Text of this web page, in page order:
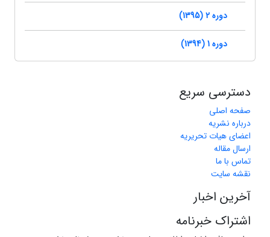
دوره 2 (1395)
دوره 1 (1394)
دسترسی سریع
صفحه اصلی
درباره نشریه
اعضای هیات تحریریه
ارسال مقاله
تماس با ما
نقشه سایت
آخرین اخبار
اشتراک خبرنامه